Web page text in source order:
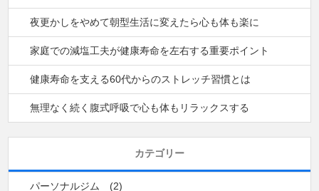
夜更かしをやめて朝型生活に変えたら心も体も楽に
家庭での減塩工夫が健康寿命を左右する重要ポイント
健康寿命を支える60代からのストレッチ習慣とは
無理なく続く腹式呼吸で心も体もリラックスする
カテゴリー
パーソナルジム (2)